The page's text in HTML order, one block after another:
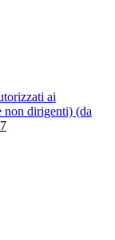
ai
non dirigenti) (da
7